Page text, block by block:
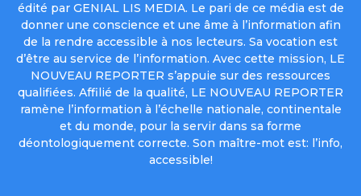
édité par GENIAL LIS MEDIA. Le pari de ce média est de
donner une conscience et une âme à l’information afin
de la rendre accessible à nos lecteurs. Sa vocation est
d’être au service de l’information. Avec cette mission, LE
NOUVEAU REPORTER s’appuie sur des ressources
qualifiées. Affilié de la qualité, LE NOUVEAU REPORTER
ramène l’information à l’échelle nationale, continentale
et du monde, pour la servir dans sa forme
déontologiquement correcte. Son maître-mot est: l’info,
accessible!